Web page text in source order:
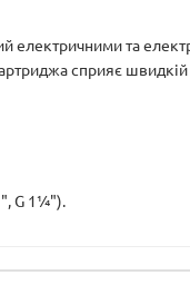
та
сприяє швидкій
G 1¼").